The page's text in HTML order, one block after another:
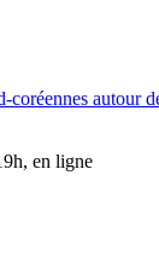
coréennes autour
en ligne